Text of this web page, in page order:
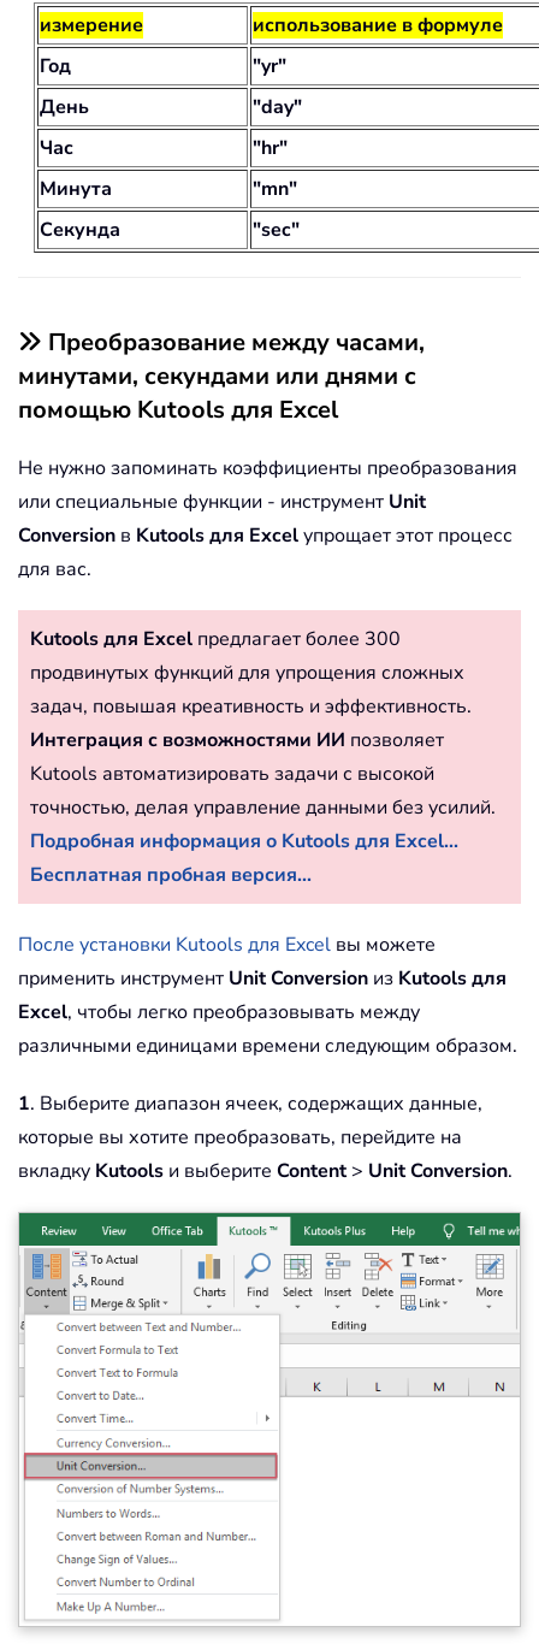
измерение
использование в формуле
Год
"yr"
День
"day"
Час
"hr"
Минута
"mn"
Секунда
"sec"
Преобразование между часами,
минутами, секундами или днями с
помощью Kutools для Excel
Не нужно запоминать коэффициенты преобразования
или специальные функции - инструмент Unit
Conversion в Kutools для Excelупрощает этот процесс
для вас.
Kutools для Excel предлагает более 300
продвинутых функций для упрощения сложных
задач, повышая креативность и эффективность.
Интеграция с возможностями ИИ позволяет
Kutools автоматизировать задачи с высокой
точностью, делая управление данными без усилий.
Подробная информация о Kutools для Excel...
Бесплатная пробная версия...
После установки Kutools для Excel вы можете
применить инструмент Unit Conversion из Kutools для
Excel, чтобы легко преобразовывать между
различными единицами времени следующим образом.
1. Выберите диапазон ячеек, содержащих данные,
которые вы хотите преобразовать, перейдите на
вкладку Kutools и выберите Content> Unit Conversion.